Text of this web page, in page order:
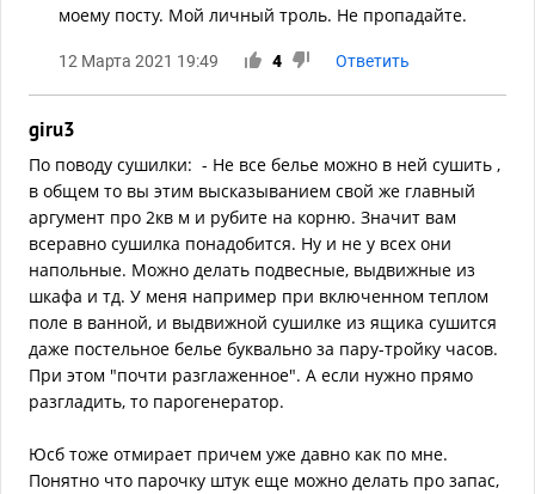
моему посту. Мой личный троль. Не пропадайте.
12 Марта 2021 19:49 4 Ответить
giru3
По поводу сушилки: - Не все белье можно в ней сушить ,
в общем то вы этим высказыванием свой же главный
аргумент про 2кв м и рубите на корню. Значит вам
всеравно сушилка понадобится. Ну и не у всех они
напольные. Можно делать подвесные, выдвижные из
шкафа и тд. У меня например при включенном теплом
поле в ванной, и выдвижной сушилке из ящика сушится
даже постельное белье буквально за пару-тройку часов.
При этом "почти разглаженное". А если нужно прямо
разгладить, то парогенератор.
Юсб тоже отмирает причем уже давно как по мне.
Понятно что парочку штук еще можно делать про запас,